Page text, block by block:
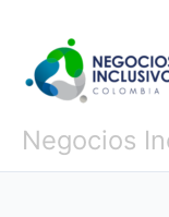
contenido
Negocios